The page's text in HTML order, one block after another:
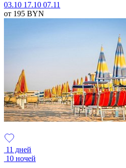
03.10 17.10 07.11
от 195 BYN
11 дней
10 ночей